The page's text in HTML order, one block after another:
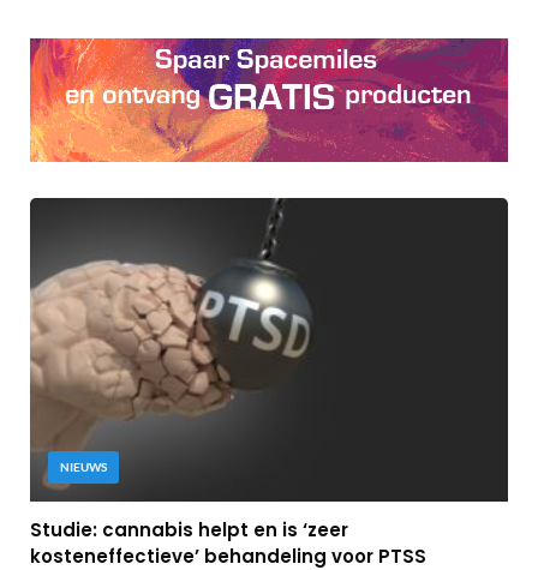
NIEUWS
Studie: cannabis helpt en is ‘zeer
kosteneffectieve’ behandeling voor PTSS